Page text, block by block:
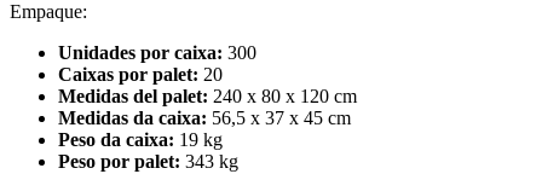
Empaque:
Unidades por caixa: 300
Caixas por palet: 20
Medidas del palet: 240 x 80 x 120 cm
Medidas da caixa: 56,5 x 37 x 45 cm
Peso da caixa: 19 kg
Peso por palet: 343 kg